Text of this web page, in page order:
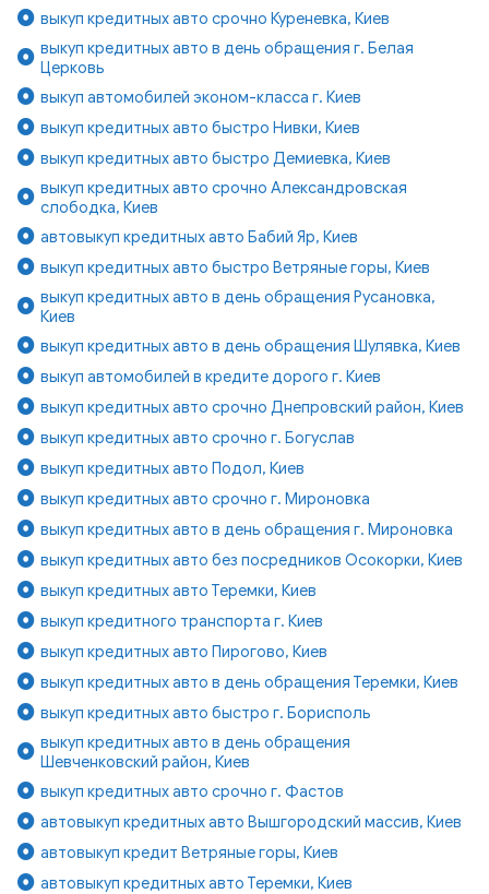
выкуп кредитных авто срочно Куреневка, Киев
выкуп кредитных авто в день обращения г. Белая
Церковь
выкуп автомобилей эконом-класса г. Киев
выкуп кредитных авто быстро Нивки, Киев
выкуп кредитных авто быстро Демиевка, Киев
выкуп кредитных авто срочно Александровская
слободка, Киев
автовыкуп кредитных авто Бабий Яр, Киев
выкуп кредитных авто быстро Ветряные горы, Киев
выкуп кредитных авто в день обращения Русановка,
Киев
выкуп кредитных авто в день обращения Шулявка, Киев
выкуп автомобилей в кредите дорого г. Киев
выкуп кредитных авто срочно Днепровский район, Киев
выкуп кредитных авто срочно г. Богуслав
выкуп кредитных авто Подол, Киев
выкуп кредитных авто срочно г. Мироновка
выкуп кредитных авто в день обращения г. Мироновка
выкуп кредитных авто без посредников Осокорки, Киев
выкуп кредитных авто Теремки, Киев
выкуп кредитного транспорта г. Киев
выкуп кредитных авто Пирогово, Киев
выкуп кредитных авто в день обращения Теремки, Киев
выкуп кредитных авто быстро г. Борисполь
выкуп кредитных авто в день обращения
Шевченковский район, Киев
выкуп кредитных авто срочно г. Фастов
автовыкуп кредитных авто Вышгородский массив, Киев
автовыкуп кредит Ветряные горы, Киев
автовыкуп кредитных авто Теремки, Киев